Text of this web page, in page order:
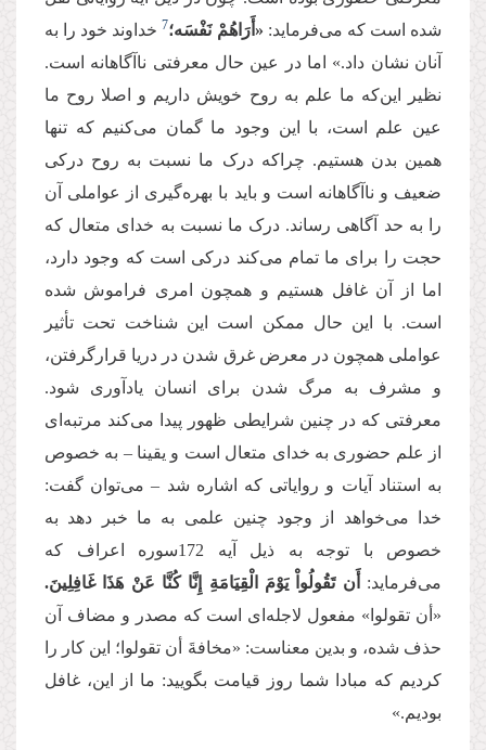
شده است که می‌فرماید:‌ «أَرَاهُمْ نَفْسَه؛7 خداوند خود را به
آنان نشان داد.» اما در عین حال معرفتی ناآگاهانه است.
نظیر این‌که ما علم به روح خویش داریم و اصلا روح ما
عین علم است، با این وجود ما گمان می‌کنیم که تنها
همین بدن هستیم. چراکه درک ما نسبت به روح درکی
ضعیف و ناآگاهانه است و باید با بهره‌گیری از عواملی آن
را به حد آگاهی رساند. درک ما نسبت به خدای متعال که
حجت را برای ما تمام می‌کند درکی است که وجود دارد،
اما از آن غافل هستیم و همچون امری فراموش شده
است. با این حال ممکن است این شناخت تحت تأثیر
عواملی همچون در معرض غرق شدن در دریا قرارگرفتن،
و مشرف به مرگ شدن برای انسان یادآوری شود.
معرفتی که در چنین شرایطی ظهور پیدا می‌کند مرتبه‌ای
از علم حضوری به خدای متعال است و یقینا – به خصوص
به استناد آیات و روایاتی که اشاره شد – می‌توان گفت:
خدا می‌خواهد از وجود چنین علمی به ما خبر دهد به
خصوص با توجه به ذیل آیه 172سوره اعراف که
می‌فرماید:
أَن تَقُولُواْ یَوْمَ الْقِیَامَةِ إِنَّا كُنَّا عَنْ هَذَا غَافِلِینَ.
«أن تقولوا» مفعول لاجله‌ای است که مصدر و مضاف آن
حذف شده، و بدین معناست: «مخافةَ أن تقولوا؛ این کار را
کردیم که مبادا شما روز قیامت بگویید: ما از این، غافل
بودیم.»